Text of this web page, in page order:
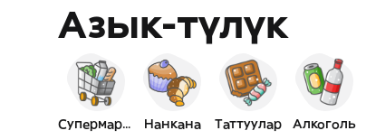
Азык-түлүк
Супермаркет Нанкана Таттуулар Алкоголь